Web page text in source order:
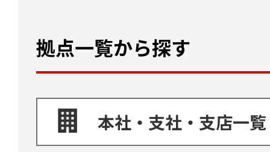
拠点一覧から探す
本社・支社・支店一覧